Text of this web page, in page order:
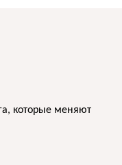
которые меняют